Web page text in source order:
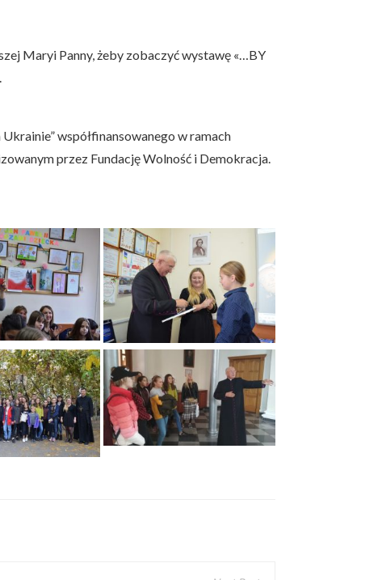
Maryi Panny, żeby zobaczyć wystawę «…BY
współfinansowanego w ramach
przez Fundację Wolność i Demokracja.